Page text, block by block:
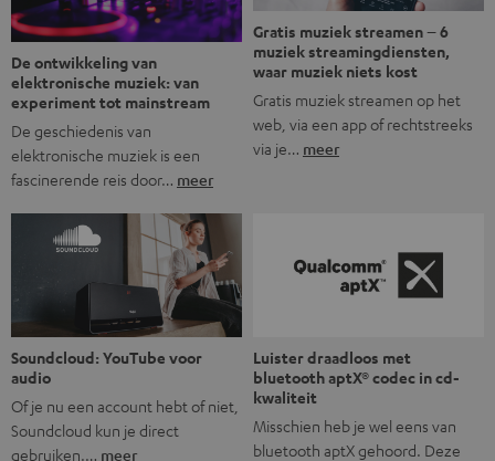
De ontwikkeling van
elektronische muziek: van
experiment tot mainstream
De geschiedenis van
elektronische muziek is een
fascinerende reis door… meer
Gratis muziek streamen – 6
muziek streamingdiensten,
waar muziek niets kost
Gratis muziek streamen op het
web, via een app of rechtstreeks
via je… meer
Soundcloud: YouTube voor
audio
Of je nu een account hebt of niet,
Soundcloud kun je direct
gebruiken.… meer
Luister draadloos met
bluetooth aptX® codec in cd-
kwaliteit
Misschien heb je wel eens van
bluetooth aptX gehoord. Deze